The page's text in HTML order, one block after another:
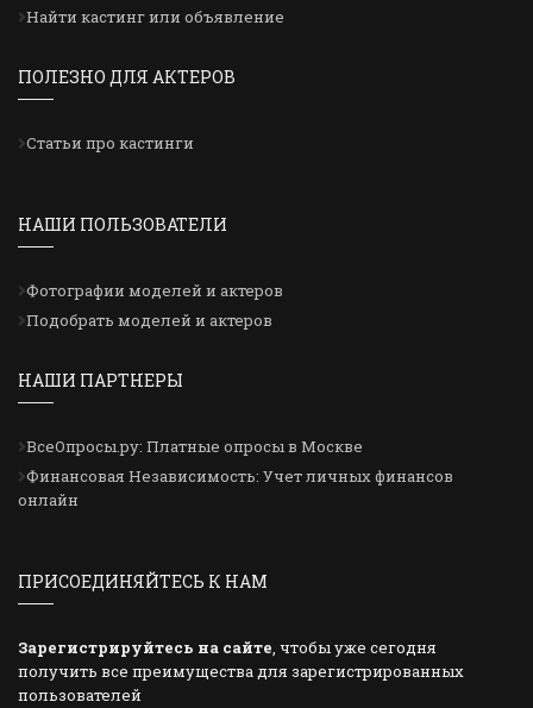
Найти кастинг или объявление
ПОЛЕЗНО ДЛЯ АКТЕРОВ
Статьи про кастинги
НАШИ ПОЛЬЗОВАТЕЛИ
Фотографии моделей и актеров
Подобрать моделей и актеров
НАШИ ПАРТНЕРЫ
ВсеОпросы.ру: Платные опросы в Москве
Финансовая Независимость: Учет личных финансов
онлайн
ПРИСОЕДИНЯЙТЕСЬ К НАМ
Зарегистрируйтесь на сайте, чтобы уже сегодня
получить все преимущества для зарегистрированных
пользователей